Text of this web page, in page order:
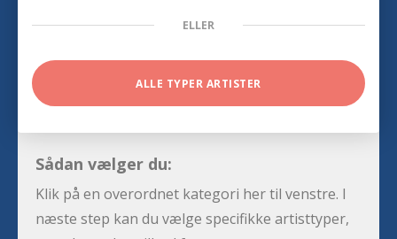
ELLER
ALLE TYPER ARTISTER
Sådan vælger du:
Klik på en overordnet kategori her til venstre. I
næste step kan du vælge specifikke artisttyper,